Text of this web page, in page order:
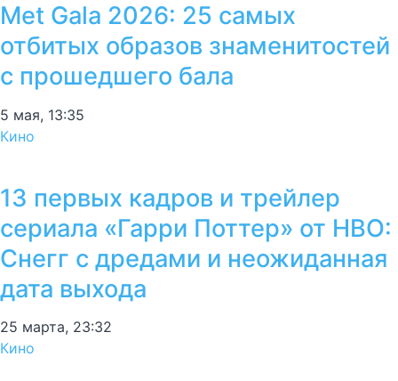
Met Gala 2026: 25 самых
отбитых образов знаменитостей
с прошедшего бала
5 мая, 13:35
Кино
13 первых кадров и трейлер
сериала «Гарри Поттер» от HBO:
Снегг с дредами и неожиданная
дата выхода
25 марта, 23:32
Кино